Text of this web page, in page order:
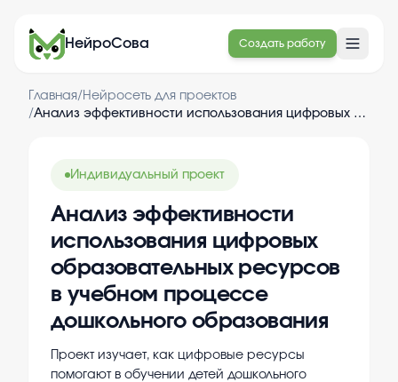
НейроСова Создать работу
Главная/ Нейросеть для проектов
/
Анализ эффективности использования цифровых образовательных ресурсов в учебном процессе дошкольного образования
Индивидуальный проект
Анализ эффективности
использования цифровых
образовательных ресурсов
в учебном процессе
дошкольного образования
Проект изучает, как цифровые ресурсы
помогают в обучении детей дошкольного